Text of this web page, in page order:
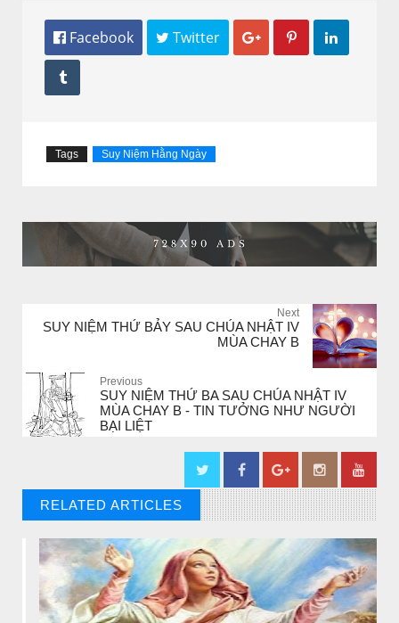
 Facebook  Twitter   

Tags Suy Niệm Hằng Ngày
Next
SUY NIỆM THỨ BẢY SAU CHÚA NHẬT IV
MÙA CHAY B
Previous
SUY NIỆM THỨ BA SAU CHÚA NHẬT IV
MÙA CHAY B - TIN TƯỞNG NHƯ NGƯỜI
BẠI LIỆT
RELATED ARTICLES
// THAT'S WHAT YOU MIGHT BE LOOKING FOR